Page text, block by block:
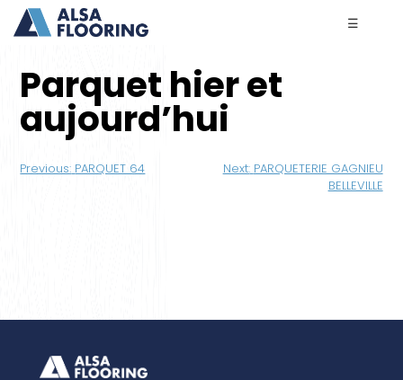
☰
Parquet hier et
aujourd’hui
Navigation
Previous: PARQUET 64 Next: PARQUETERIE GAGNIEU
BELLEVILLE